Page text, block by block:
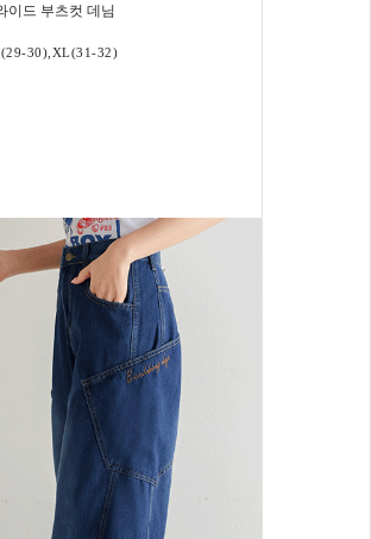
이드 부츠컷 데님
30),XL(31-32)